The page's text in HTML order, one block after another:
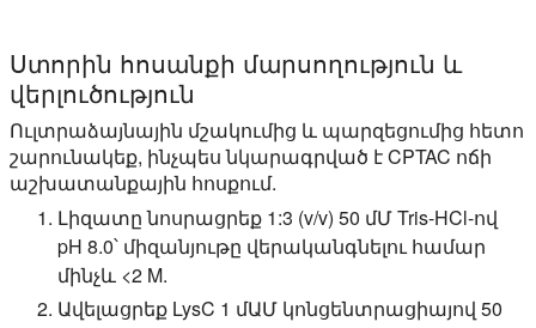
Ստորին հոսանքի մարսողություն և
վերլուծություն
Ուլտրաձայնային մշակումից և պարզեցումից հետո
շարունակեք, ինչպես նկարագրված է CPTAC ոճի
աշխատանքային հոսքում.
Լիզատը նոսրացրեք 1:3 (v/v) 50 մՄ Tris-HCl-ով
pH 8.0՝ միզանյութը վերականգնելու համար
մինչև <2 M.
Ավելացրեք LysC 1 մԱՄ կոնցենտրացիայով 50